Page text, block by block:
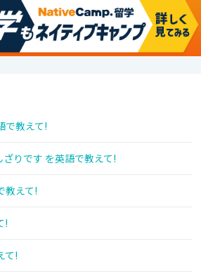
で教えて!
りです を英語で教えて!
教えて!
!
て!